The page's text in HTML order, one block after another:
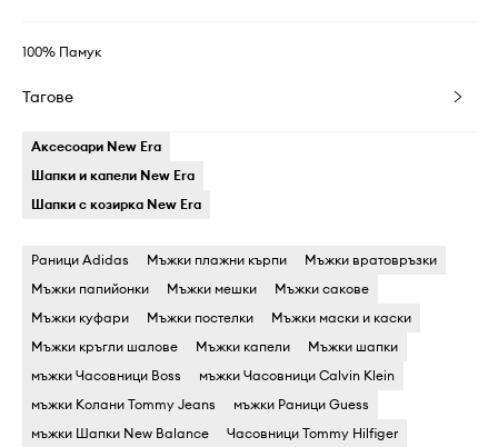
100% Памук
Тагове
Аксесоари New Era
Шапки и капели New Era
Шапки с козирка New Era
Раници Adidas Мъжки плажни кърпи
Мъжки вратовръзки
Мъжки папийонки
Мъжки мешки
Мъжки сакове
Мъжки куфари
Мъжки постелки
Мъжки маски и каски
Мъжки кръгли шалове
Мъжки капели
Мъжки шапки
мъжки Часовници Boss
мъжки Часовници Calvin Klein
мъжки Колани Tommy Jeans
мъжки Раници Guess
мъжки Шапки New Balance
Часовници Tommy Hilfiger